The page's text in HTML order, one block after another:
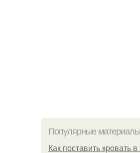
Популярные материалы
Как поставить кровать